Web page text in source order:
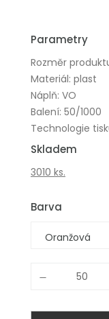
Parametry
Rozměr
Materiál: plast
Náplň: VO
Balení: 50/1000
Technologie
Skladem
3010 ks.
Barva
Oranžová